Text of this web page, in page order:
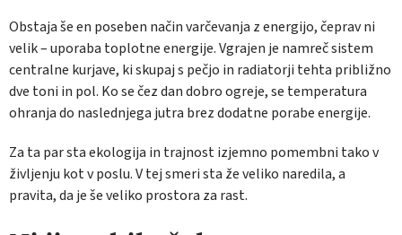
Obstaja še en poseben način varčevanja z energijo, čeprav ni
velik – uporaba toplotne energije. Vgrajen je namreč sistem
centralne kurjave, ki skupaj s pečjo in radiatorji tehta približno
dve toni in pol. Ko se čez dan dobro ogreje, se temperatura
ohranja do naslednjega jutra brez dodatne porabe energije.
Za ta par sta ekologija in trajnost izjemno pomembni tako v
življenju kot v poslu. V tej smeri sta že veliko naredila, a
pravita, da je še veliko prostora za rast.